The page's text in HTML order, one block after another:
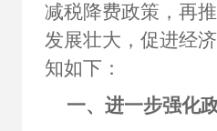
减税降费政策，再
发展壮大，促进经
知如下：
一、进一步强化